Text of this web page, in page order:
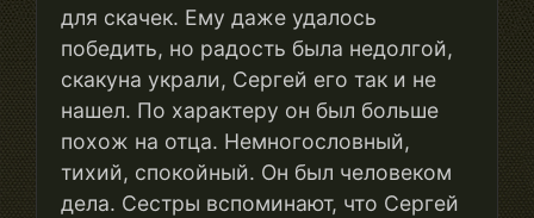
для скачек. Ему даже удалось
победить, но радость была недолгой,
скакуна украли, Сергей его так и не
нашел. По характеру он был больше
похож на отца. Немногословный,
тихий, спокойный. Он был человеком
дела. Сестры вспоминают, что Сергей